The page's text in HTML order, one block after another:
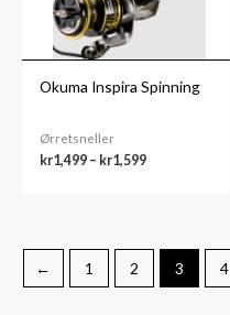
Okuma Inspira Spinning
Ørretsneller
kr1,499 – kr1,599
← 1 2 3 4